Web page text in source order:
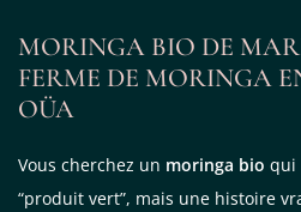
MORINGA BIO DE
FERME DE MORINGA
OÜA
Vous cherchez un moringa bio qui
“produit vert”, mais une histoire